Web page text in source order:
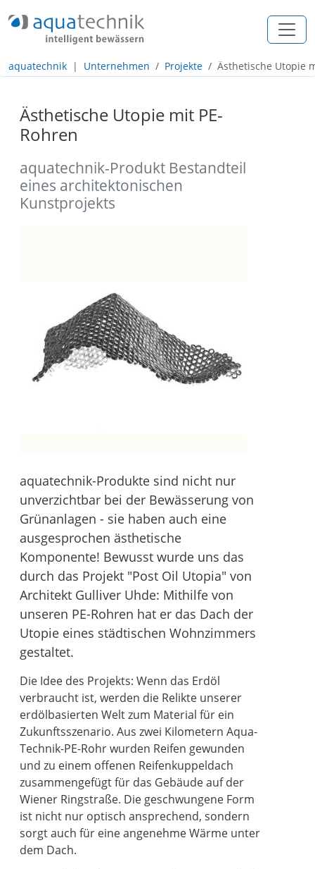
Navigation
Inhalt
Footer
aquatechnik Unternehmen Projekte Ästhetische Utopie
Ästhetische Utopie mit PE-
Rohren
aquatechnik-Produkt Bestandteil
eines architektonischen
Kunstprojekts
aquatechnik-Produkte sind nicht nur
unverzichtbar bei der Bewässerung von
Grünanlagen - sie haben auch eine
ausgesprochen ästhetische
Komponente! Bewusst wurde uns das
durch das Projekt "Post Oil Utopia" von
Architekt Gulliver Uhde: Mithilfe von
unseren PE-Rohren hat er das Dach der
Utopie eines städtischen Wohnzimmers
gestaltet.
Die Idee des Projekts: Wenn das Erdöl
verbraucht ist, werden die Relikte unserer
erdölbasierten Welt zum Material für ein
Zukunftsszenario. Aus zwei Kilometern Aqua-
Technik-PE-Rohr wurden Reifen gewunden
und zu einem offenen Reifenkuppeldach
zusammengefügt für das Gebäude auf der
Wiener Ringstraße. Die geschwungene Form
ist nicht nur optisch ansprechend, sondern
sorgt auch für eine angenehme Wärme unter
dem Dach.